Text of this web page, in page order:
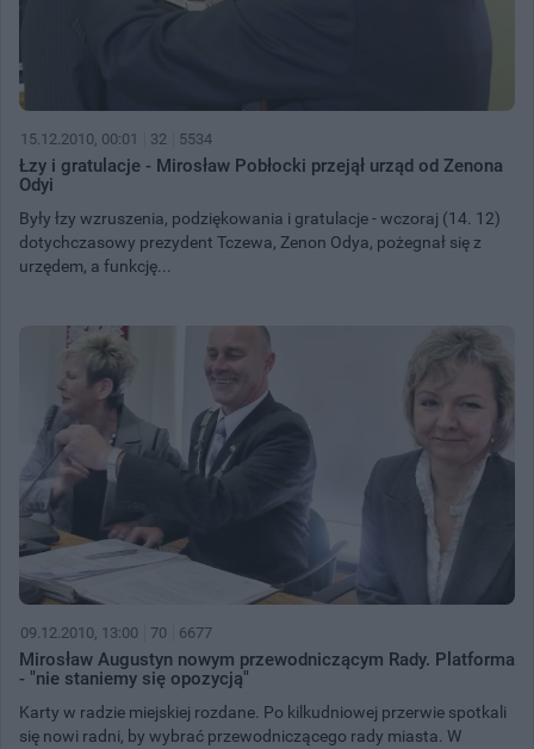
15.12.2010, 00:01 32 5534
Łzy i gratulacje - Mirosław Pobłocki przejął urząd od Zenona
Odyi
Były łzy wzruszenia, podziękowania i gratulacje - wczoraj (14. 12)
dotychczasowy prezydent Tczewa, Zenon Odya, pożegnał się z
urzędem, a funkcję...
09.12.2010, 13:00 70 6677
Mirosław Augustyn nowym przewodniczącym Rady. Platforma
- "nie staniemy się opozycją"
Karty w radzie miejskiej rozdane. Po kilkudniowej przerwie spotkali
się nowi radni, by wybrać przewodniczącego rady miasta. W